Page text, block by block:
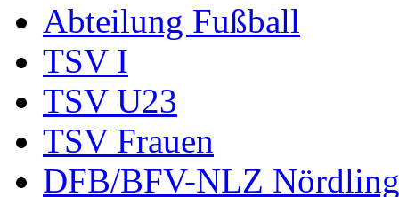
Abteilung Fußball
TSV I
TSV U23
TSV Frauen
DFB/BFV-NLZ